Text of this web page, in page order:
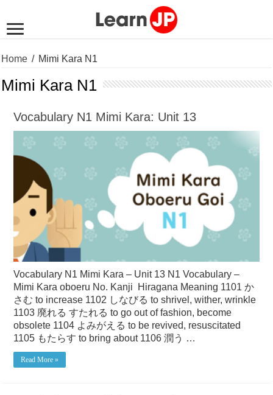
Home / Mimi Kara N1
Mimi Kara N1
Vocabulary N1 Mimi Kara: Unit 13
Vocabulary N1 Mimi Kara – Unit 13 N1 Vocabulary –
Mimi Kara oboeru No. Kanji Hiragana Meaning 1101 か
さむ to increase 1102 しなびる to shrivel, wither, wrinkle
1103 廃れる すたれる to go out of fashion, become
obsolete 1104 よみがえる to be revived, resuscitated
1105 もたらす to bring about 1106 潤う …
Read More »